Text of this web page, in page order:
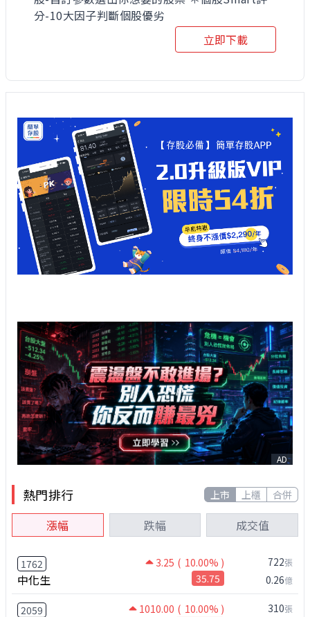
分-10大因子判斷個股優劣
立即下載
AD
熱門排行 上市 上櫃 合併
漲幅 跌幅 成交值
1762 3.25 ( 10.00% )
中化生 35.75
722張
0.26億
2059 1010.00 ( 10.00% ) 310張